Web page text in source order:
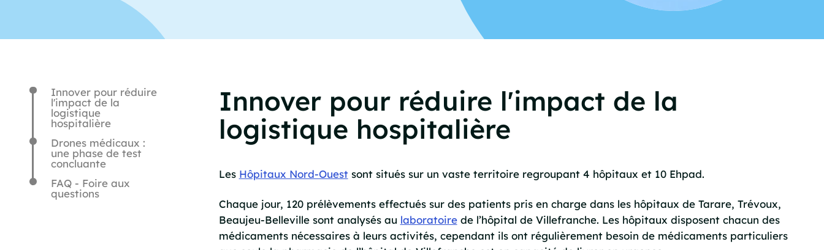
Innover pour réduire
l'impact de la
logistique
hospitalière
Drones médicaux :
une phase de test
concluante
FAQ - Foire aux
questions
Innover pour réduire l'impact de la
logistique hospitalière
Les Hôpitaux Nord-Ouestsont situés sur un vaste territoire regroupant 4 hôpitaux et 10 Ehpad.
Chaque jour, 120 prélèvements effectués sur des patients pris en charge dans les hôpitaux de Tarare, Trévoux,
Beaujeu-Belleville sont analysés au laboratoirede l’hôpital de Villefranche. Les hôpitaux disposent chacun des
médicaments nécessaires à leurs activités, cependant ils ont régulièrement besoin de médicaments particuliers